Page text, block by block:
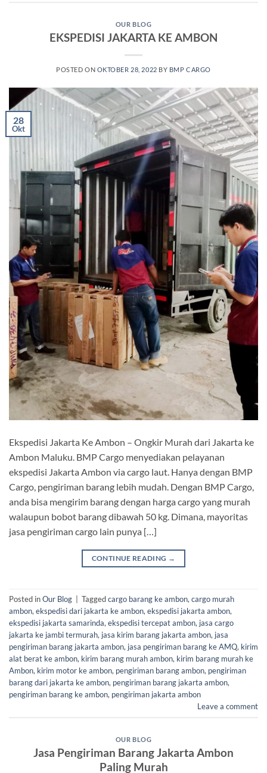
OUR BLOG
EKSPEDISI JAKARTA KE AMBON
POSTED ON OKTOBER 28, 2022 BY BMP CARGO
28
Okt
Ekspedisi Jakarta Ke Ambon – Ongkir Murah dari Jakarta ke
Ambon Maluku. BMP Cargo menyediakan pelayanan
ekspedisi Jakarta Ambon via cargo laut. Hanya dengan BMP
Cargo, pengiriman barang lebih mudah. Dengan BMP Cargo,
anda bisa mengirim barang dengan harga cargo yang murah
walaupun bobot barang dibawah 50 kg. Dimana, mayoritas
jasa pengiriman cargo lain punya […]
CONTINUE READING →
Posted inOur Blog Taggedcargo barang ke ambon, cargo murah
ambon, ekspedisi dari jakarta ke ambon, ekspedisi jakarta ambon,
ekspedisi jakarta samarinda, ekspedisi tercepat ambon, jasa cargo
jakarta ke jambi termurah, jasa kirim barang jakarta ambon, jasa
pengiriman barang jakarta ambon, jasa pengiriman barang ke AMQ, kirim
alat berat ke ambon, kirim barang murah ambon, kirim barang murah ke
Ambon, kirim motor ke ambon, pengiriman barang ambon, pengiriman
barang dari jakarta ke ambon, pengiriman barang jakarta ambon,
pengiriman barang ke ambon, pengiriman jakarta ambon
Leave a comment
OUR BLOG
Jasa Pengiriman Barang Jakarta Ambon
Paling Murah